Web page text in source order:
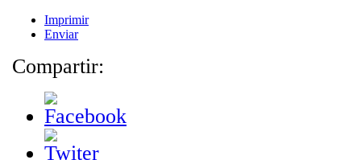
Imprimir
Enviar
Compartir: